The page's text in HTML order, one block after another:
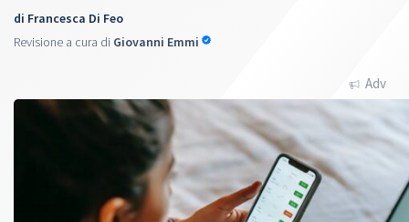
di Francesca Di Feo
Revisione a cura di Giovanni Emmi
Adv